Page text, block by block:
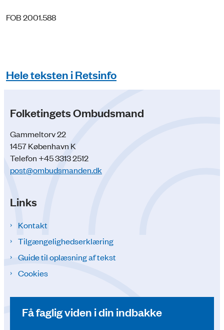
FOB 2001.588
Hele teksten i Retsinfo
Folketingets Ombudsmand
Gammeltorv 22
1457 København K
Telefon +45 3313 2512
post@ombudsmanden.dk
Links
Kontakt
Tilgængelighedserklæring
Guide til oplæsning af tekst
Cookies
Få faglig viden i din indbakke